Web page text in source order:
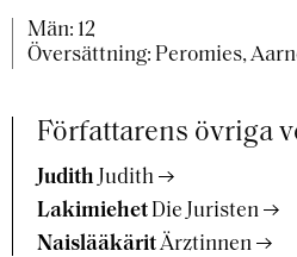
Män: 12
Översättning: Peromies,
Författarens övriga
Judith Judith
Lakimiehet Die Juristen
NaislääkäritÄrztinnen